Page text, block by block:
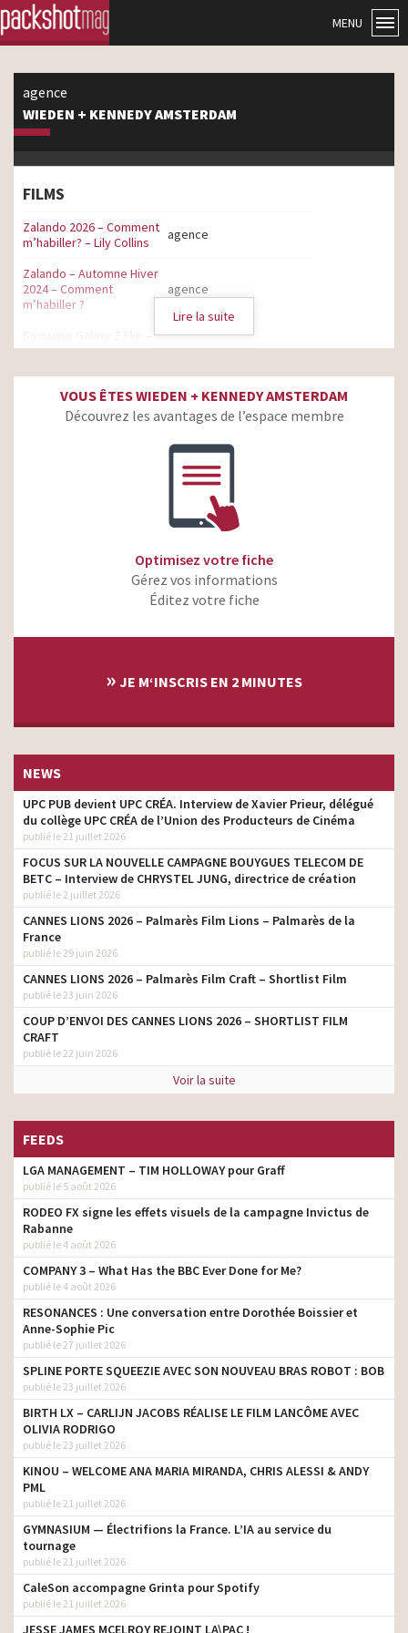
MENU
agence
WIEDEN + KENNEDY AMSTERDAM
FILMS
Zalando 2026 – Comment
m’habiller? – Lily Collins
agence
Zalando – Automne Hiver
2024 – Comment
m’habiller ?
agence
Samsung Galaxy Z Flip –
Join the flip side – Saison agence
Nike – Footballverse
agence
agence
Milka – La tendresse est à agence
agence
indépendance n’a pas de
agence
remonter le temps
gourmandise
agence
Booking.com – Soyez au
cœur de l’action
Nike Football – Fais briller
le jeu
agence
Milka – De la tendresse à
l’intérieur
Booking.com – Passions –
Festival Médiéval
agence
EA Sports – FIFA 16 – Play
Beautiful
agence
Desperados – Ways of
EA Sports – FIFA 2015
EA Sports – FIFA 13
agence
Lire la suite
VOUS ÊTES WIEDEN + KENNEDY AMSTERDAM
Découvrez les avantages de l’espace membre
Optimisez votre fiche
Gérez vos informations
Éditez votre fiche
» JE M‘INSCRIS EN 2 MINUTES
NEWS
UPC PUB devient UPC CRÉA. Interview de Xavier Prieur, délégué
du collège UPC CRÉA de l’Union des Producteurs de Cinéma
publié le 21 juillet 2026
FOCUS SUR LA NOUVELLE CAMPAGNE BOUYGUES TELECOM DE
BETC – Interview de CHRYSTEL JUNG, directrice de création
publié le 2 juillet 2026
CANNES LIONS 2026 – Palmarès Film Lions – Palmarès de la
France
publié le 29 juin 2026
CANNES LIONS 2026 – Palmarès Film Craft – Shortlist Film
publié le 23 juin 2026
COUP D’ENVOI DES CANNES LIONS 2026 – SHORTLIST FILM
CRAFT
publié le 22 juin 2026
Voir la suite
FEEDS
LGA MANAGEMENT – TIM HOLLOWAY pour Graff
publié le 5 août 2026
RODEO FX signe les effets visuels de la campagne Invictus de
Rabanne
publié le 4 août 2026
COMPANY 3 – What Has the BBC Ever Done for Me?
publié le 4 août 2026
RESONANCES : Une conversation entre Dorothée Boissier et
Anne-Sophie Pic
publié le 27 juillet 2026
SPLINE PORTE SQUEEZIE AVEC SON NOUVEAU BRAS ROBOT : BOB
publié le 23 juillet 2026
BIRTH LX – CARLIJN JACOBS RÉALISE LE FILM LANCÔME AVEC
OLIVIA RODRIGO
publié le 23 juillet 2026
KINOU – WELCOME ANA MARIA MIRANDA, CHRIS ALESSI & ANDY
PML
publié le 21 juillet 2026
GYMNASIUM — Électrifions la France. L’IA au service du
tournage
publié le 21 juillet 2026
CaleSon accompagne Grinta pour Spotify
publié le 21 juillet 2026
JESSE JAMES MCELROY REJOINT LA\PAC !